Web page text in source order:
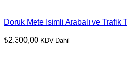
Doruk Mete İsimli Arabalı ve Trafik
₺2.300,00 KDV Dahil